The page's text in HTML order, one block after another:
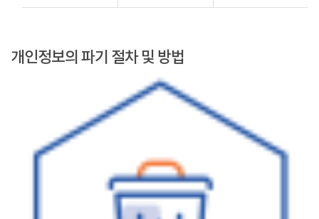
개인정보의 파기 절차 및 방법